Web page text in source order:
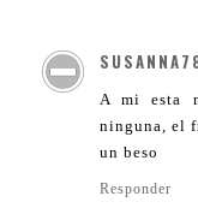
A mi esta
ninguna, el
un beso
Responder